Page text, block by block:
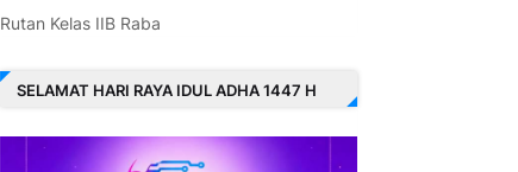
Rutan Kelas IIB Raba
SELAMAT HARI RAYA IDUL ADHA 1447 H